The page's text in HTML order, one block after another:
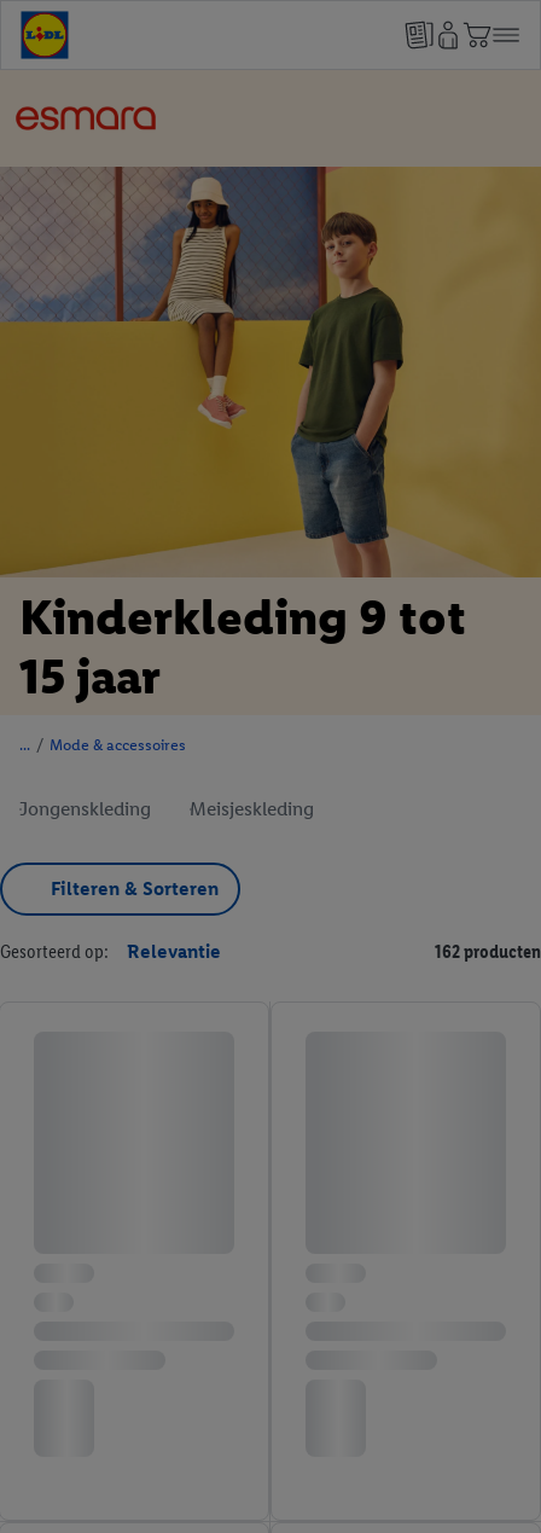
Kinderkleding 9 tot
15 jaar
/ Mode & accessoires
Jongenskleding Meisjeskleding
Filteren & Sorteren
Gesorteerd op: Relevantie 162 producten